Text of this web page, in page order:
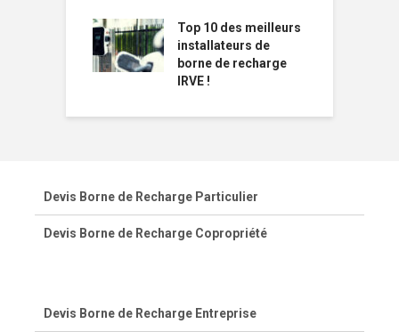
Top 10 des meilleurs
installateurs de
borne de recharge
IRVE !
Devis Borne de Recharge Particulier
Devis Borne de Recharge Copropriété
Devis Borne de Recharge Entreprise